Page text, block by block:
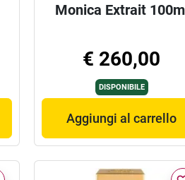
Monica Extrait
€ 260,00
DISPONIBILE
Aggiungi al carrello